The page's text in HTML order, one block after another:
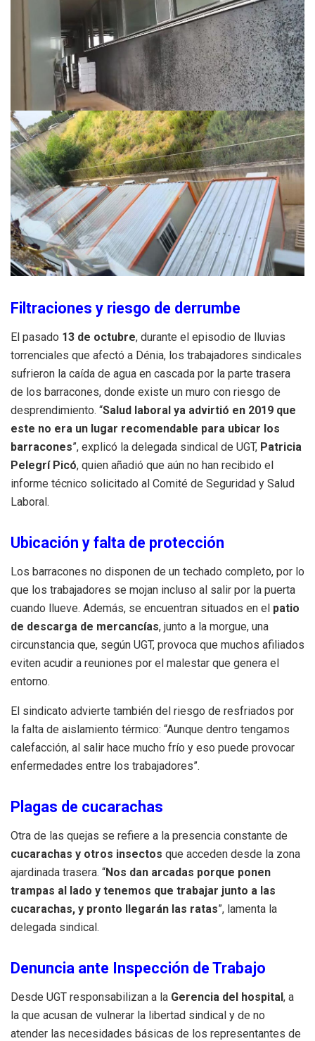
Filtraciones y riesgo de derrumbe
El pasado 13 de octubre, durante el episodio de lluvias
torrenciales que afectó a Dénia, los trabajadores sindicales
sufrieron la caída de agua en cascada por la parte trasera
de los barracones, donde existe un muro con riesgo de
desprendimiento. “Salud laboral ya advirtió en 2019 que
este no era un lugar recomendable para ubicar los
barracones”, explicó la delegada sindical de UGT, Patricia
Pelegrí Picó, quien añadió que aún no han recibido el
informe técnico solicitado al Comité de Seguridad y Salud
Laboral.
Ubicación y falta de protección
Los barracones no disponen de un techado completo, por lo
que los trabajadores se mojan incluso al salir por la puerta
cuando llueve. Además, se encuentran situados en el patio
de descarga de mercancías, junto a la morgue, una
circunstancia que, según UGT, provoca que muchos afiliados
eviten acudir a reuniones por el malestar que genera el
entorno.
El sindicato advierte también del riesgo de resfriados por
la falta de aislamiento térmico: “Aunque dentro tengamos
calefacción, al salir hace mucho frío y eso puede provocar
enfermedades entre los trabajadores”.
Plagas de cucarachas
Otra de las quejas se refiere a la presencia constante de
cucarachas y otros insectos que acceden desde la zona
ajardinada trasera. “Nos dan arcadas porque ponen
trampas al lado y tenemos que trabajar junto a las
cucarachas, y pronto llegarán las ratas”, lamenta la
delegada sindical.
Denuncia ante Inspección de Trabajo
Desde UGT responsabilizan a la Gerencia del hospital , a
la que acusan de vulnerar la libertad sindical y de no
atender las necesidades básicas de los representantes de